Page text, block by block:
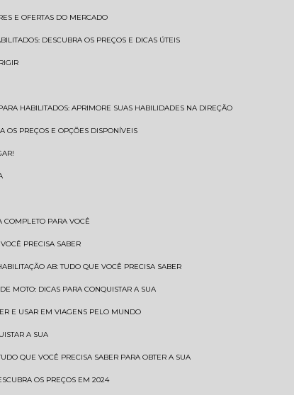
E OFERTAS DO MERCADO
DESCUBRA OS PREÇOS E DICAS ÚTEIS
HABILITADOS: APRIMORE SUAS HABILIDADES NA DIREÇÃO
OS PREÇOS E OPÇÕES DISPONÍVEIS
COMPLETO PARA VOCÊ
PRECISA SABER
AB: TUDO QUE VOCÊ PRECISA SABER
MOTO: DICAS PARA CONQUISTAR A SUA
E USAR EM VIAGENS PELO MUNDO
A SUA
QUE VOCÊ PRECISA SABER PARA OBTER A SUA
OS PREÇOS EM 2024